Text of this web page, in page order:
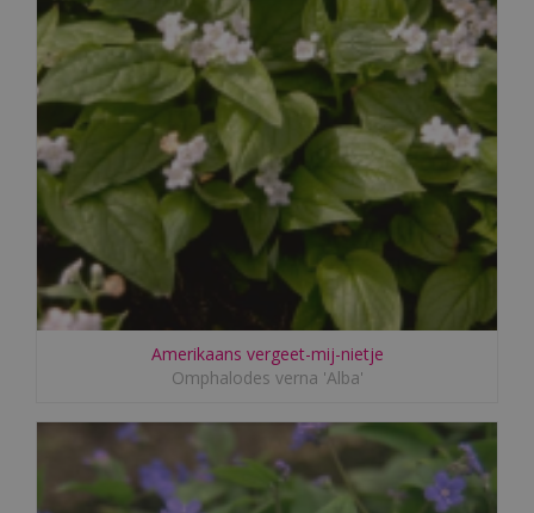
Amerikaans vergeet-mij-nietje
Omphalodes verna 'Alba'